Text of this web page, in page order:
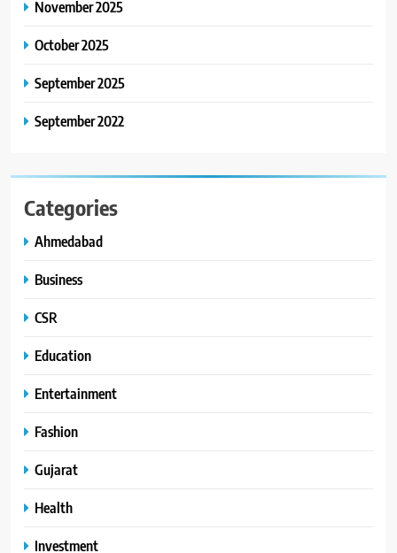
November 2025
October 2025
September 2025
September 2022
Categories
Ahmedabad
Business
CSR
Education
Entertainment
Fashion
Gujarat
Health
Investment